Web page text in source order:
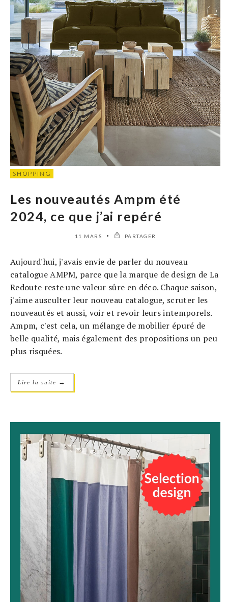
SHOPPING
Les nouveautés Ampm été
2024, ce que j’ai repéré
11 MARS PARTAGER
Aujourd'hui, j'avais envie de parler du nouveau
catalogue AMPM, parce que la marque de design de La
Redoute reste une valeur sûre en déco. Chaque saison,
j'aime ausculter leur nouveau catalogue, scruter les
nouveautés et aussi, voir et revoir leurs intemporels.
Ampm, c'est cela, un mélange de mobilier épuré de
belle qualité, mais également des propositions un peu
plus risquées.
Lire la suite →